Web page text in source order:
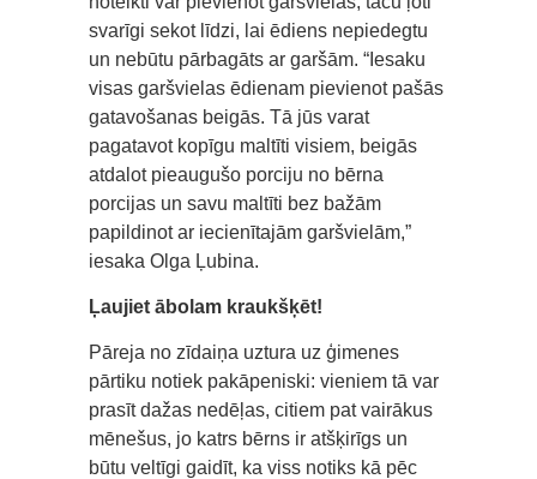
svarīgi sekot līdzi, lai ēdiens nepiedegtu
un nebūtu pārbagāts ar garšām. “Iesaku
visas garšvielas ēdienam pievienot pašās
gatavošanas beigās. Tā jūs varat
pagatavot kopīgu maltīti visiem, beigās
atdalot pieaugušo porciju no bērna
porcijas un savu maltīti bez bažām
papildinot ar iecienītajām garšvielām,”
iesaka Olga Ļubina.
Ļaujiet ābolam kraukšķēt!
Pāreja no zīdaiņa uztura uz ģimenes
pārtiku notiek pakāpeniski: vieniem tā var
prasīt dažas nedēļas, citiem pat vairākus
mēnešus, jo katrs bērns ir atšķirīgs un
būtu veltīgi gaidīt, ka viss notiks kā pēc